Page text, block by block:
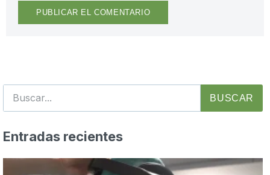
BUSCAR
Entradas recientes